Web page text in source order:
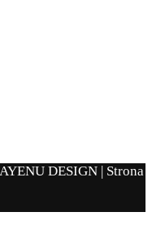
DESIGN | Strona